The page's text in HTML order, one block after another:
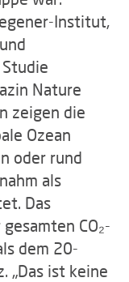
Institut,
Nature
zeigen die
Ozean
oder rund
als
Das
CO₂-
dem 20-
„Das ist keine